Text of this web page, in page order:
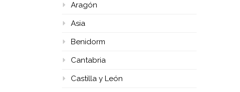
Aragón
Asia
Benidorm
Cantabria
Castilla y León